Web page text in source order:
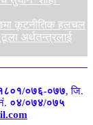
कूटनीतिक हलचल
अर्थतन्त्रलाई
०७६-०७७, जि.
०४/०७४/०७५